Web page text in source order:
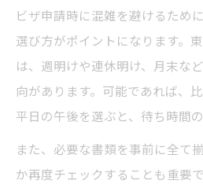
ビザ申請時に混雑を避けるため
選び方がポイントになります。
は、週明けや連休明け、月末な
向があります。可能であれば、
平日の午後を選ぶと、待ち時間
また、必要な書類を事前に全て
か再度チェックすることも重要